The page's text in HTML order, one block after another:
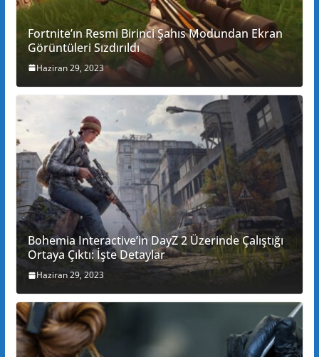
Fortnite’ın Resmi Birinci Şahıs Modundan Ekran
Görüntüleri Sızdırıldı
Haziran 29, 2023
Bohemia Interactive’in DayZ 2 Üzerinde Çalıştığı
Ortaya Çıktı: İşte Detaylar
Haziran 29, 2023